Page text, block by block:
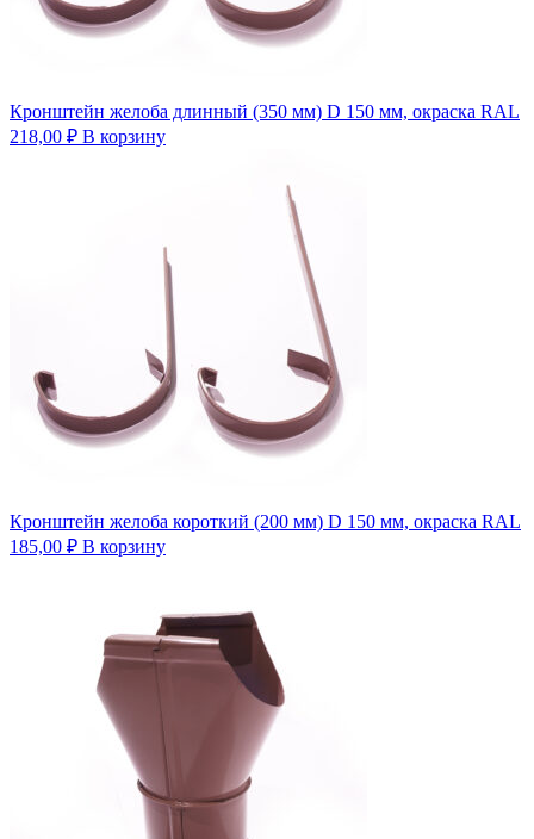
Кронштейн желоба длинный (350 мм) D 150 мм, окраска RAL
218,00 ₽ В корзину
Кронштейн желоба короткий (200 мм) D 150 мм, окраска RAL
185,00 ₽ В корзину